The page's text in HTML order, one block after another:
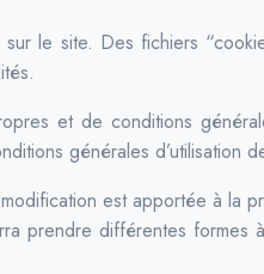
le site. Des fichiers
et de conditions
générales d’utilisation
est apportée à la
prendre différentes formes